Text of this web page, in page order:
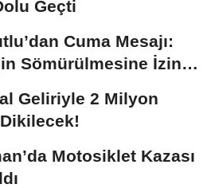
Geçti
Cuma Mesajı:
Sömürülmesine İzin
Geliriyle 2 Milyon
Motosiklet Kazası